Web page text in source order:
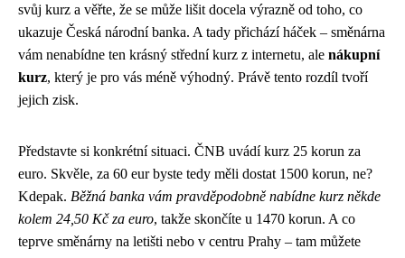
svůj kurz a věřte, že se může lišit docela výrazně od toho, co
ukazuje Česká národní banka. A tady přichází háček – směnárna
vám nenabídne ten krásný střední kurz z internetu, ale nákupní
kurz, který je pro vás méně výhodný. Právě tento rozdíl tvoří
jejich zisk.
Představte si konkrétní situaci. ČNB uvádí kurz 25 korun za
euro. Skvěle, za 60 eur byste tedy měli dostat 1500 korun, ne?
Kdepak. Běžná banka vám pravděpodobně nabídne kurz někde
kolem 24,50 Kč za euro, takže skončíte u 1470 korun. A co
teprve směnárny na letišti nebo v centru Prahy – tam můžete